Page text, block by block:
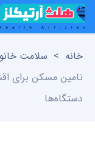
خانه > سلامت
تامین مسکن برای
دستگاه‌ها